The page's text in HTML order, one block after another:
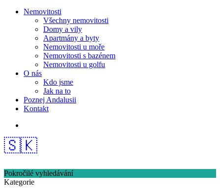
Nemovitosti
Všechny nemovitosti
Domy a vily
Apartmány a byty
Nemovitosti u moře
Nemovitosti s bazénem
Nemovitosti u golfu
O nás
Kdo jsme
Jak na to
Poznej Andalusii
Kontakt
🇸🇰
Pokročilé vyhledávání
Kategorie